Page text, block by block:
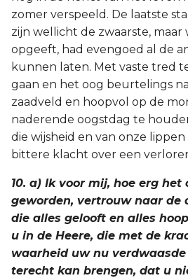
zomer verspeeld. De laatste
zijn wellicht de zwaarste, maar
opgeeft, had evengoed al de
kunnen laten. Met vaste tred
gaan en het oog beurtelings
zaadveld en hoopvol op de
naderende oogstdag te
die wijsheid en van onze
bittere klacht over een
10. a) Ik voor mij, hoe erg het
geworden, vertrouw naar de
die alles gelooft en alles
u in de Heere, die met de
waarheid uw nu
terecht kan brengen, dat u